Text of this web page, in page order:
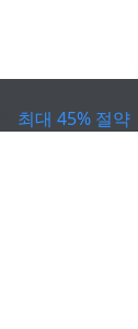
최대 45% 절약